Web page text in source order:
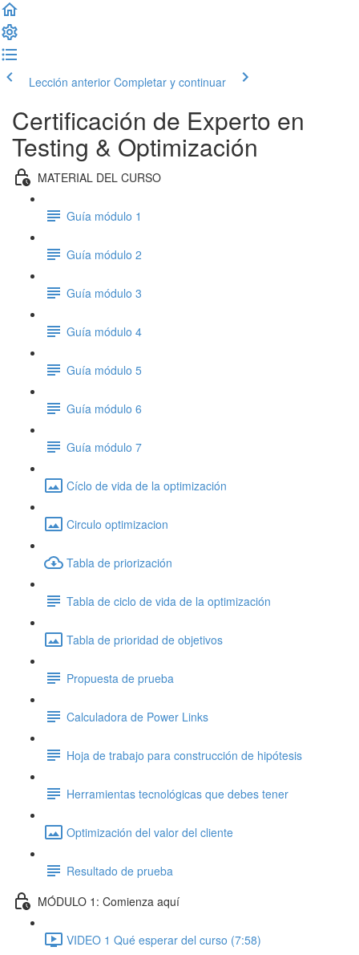
Lección anterior Completar y continuar
Certificación de Experto en
Testing & Optimización
MATERIAL DEL CURSO
Guía módulo 1
Guía módulo 2
Guía módulo 3
Guía módulo 4
Guía módulo 5
Guía módulo 6
Guía módulo 7
Cíclo de vida de la optimización
Circulo optimizacion
Tabla de priorización
Tabla de ciclo de vida de la optimización
Tabla de prioridad de objetivos
Propuesta de prueba
Calculadora de Power Links
Hoja de trabajo para construcción de hipótesis
Herramientas tecnológicas que debes tener
Optimización del valor del cliente
Resultado de prueba
MÓDULO 1: Comienza aquí
VIDEO 1 Qué esperar del curso (7:58)